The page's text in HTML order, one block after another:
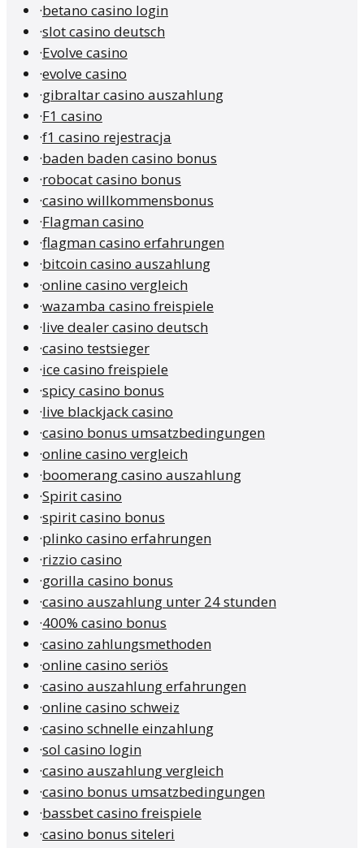
·betano casino login
·slot casino deutsch
·Evolve casino
·evolve casino
·gibraltar casino auszahlung
·F1 casino
·f1 casino rejestracja
·baden baden casino bonus
·robocat casino bonus
·casino willkommensbonus
·Flagman casino
·flagman casino erfahrungen
·bitcoin casino auszahlung
·online casino vergleich
·wazamba casino freispiele
·live dealer casino deutsch
·casino testsieger
·ice casino freispiele
·spicy casino bonus
·live blackjack casino
·casino bonus umsatzbedingungen
·online casino vergleich
·boomerang casino auszahlung
·Spirit casino
·spirit casino bonus
·plinko casino erfahrungen
·rizzio casino
·gorilla casino bonus
·casino auszahlung unter 24 stunden
·400% casino bonus
·casino zahlungsmethoden
·online casino seriös
·casino auszahlung erfahrungen
·online casino schweiz
·casino schnelle einzahlung
·sol casino login
·casino auszahlung vergleich
·casino bonus umsatzbedingungen
·bassbet casino freispiele
·casino bonus siteleri